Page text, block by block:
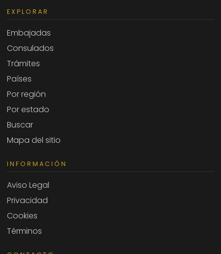
EXPLORAR
Embajadas
Consulados
Trámites
Países
Por región
Por estado
Buscar
Mapa del sitio
INFORMACIÓN
Aviso Legal
Privacidad
Cookies
Términos